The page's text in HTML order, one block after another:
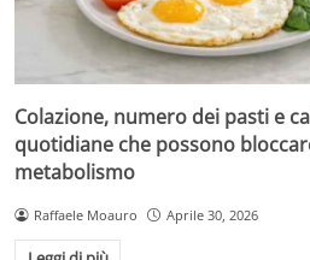
Colazione, numero dei pasti e
quotidiane che possono
metabolismo
Raffaele Moauro Aprile 30, 2026